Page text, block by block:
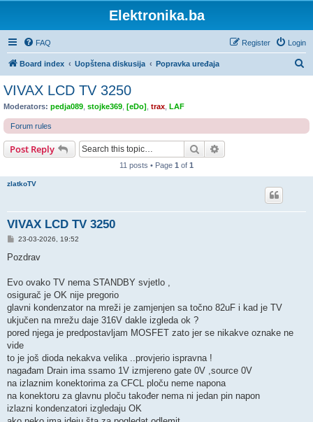
Elektronika.ba
FAQ Login
Register
Board index Uopštena diskusija Popravka uređaja
c
VIVAX LCD TV 3250
Moderators: pedja089 stojke369 [eDo] trax LAF
Forum rules
Post Reply Search
11 posts • Page 1 of 1
zlatkoTV
VIVAX LCD TV 3250
P
s
23-03-2026, 19:52
Pozdrav
Evo ovako TV nema STANDBY svjetlo ,
osigurač je OK nije pregorio
glavni kondenzator na mreži je zamjenjen sa točno 82uF i kad je TV
ukjučen na mrežu daje 316V dakle izgleda ok ?
pored njega je predpostavljam MOSFET zato jer se nikakve oznake ne
vide
to je još dioda nekakva velika ..provjerio ispravna !
nagađam Drain ima ssamo 1V izmjereno gate 0V ,source 0V
na izlaznim konektorima za CFCL ploču neme napona
na konektoru za glavnu ploču također nema ni jedan pin napon
izlazni kondenzatori izgledaju OK